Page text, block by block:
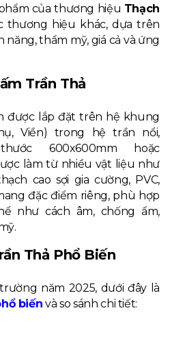
của thương hiệu Thạch
thương hiệu khác, dựa trên
thẩm mỹ, giá cả và ứng
Trần Thả
được lắp đặt trên hệ khung
Viền) trong hệ trần nổi,
600x600mm hoặc
làm từ nhiều vật liệu như
cao sợi gia cường, PVC,
đặc điểm riêng, phù hợp
như cách âm, chống ẩm,
Thả Phổ Biến
năm 2025, dưới đây là
biến và so sánh chi tiết: